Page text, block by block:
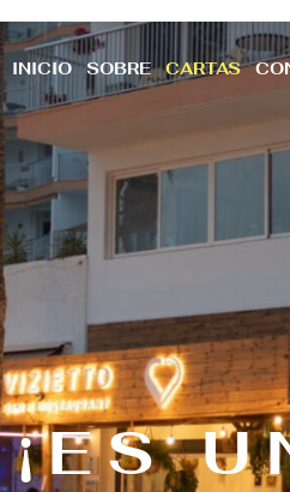
INICIO SOBRE CARTAS
¡ES